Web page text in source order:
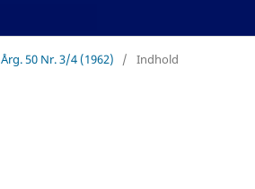
Årg. 50 Nr. 3/4 (1962) / Indhold